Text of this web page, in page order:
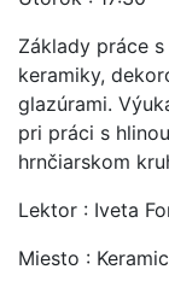
Základy práce
keramiky,
glazúrami.
pri práci s
hrnčiarskom
Lektor : Iveta
Miesto :